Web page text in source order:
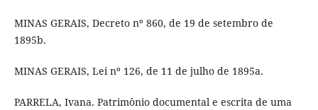
MINAS GERAIS, Decreto nº 860, de 19 de setembro de
1895b.
MINAS GERAIS, Lei nº 126, de 11 de julho de 1895a.
PARRELA, Ivana. Patrimônio documental e escrita de uma